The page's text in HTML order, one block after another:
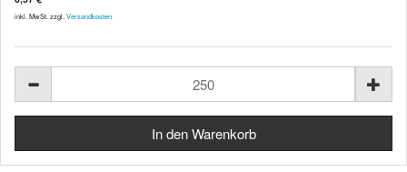
inkl. MwSt. zzgl. Versandkosten